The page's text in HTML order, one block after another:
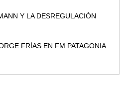
Y LA DESREGULACIÓN
FRÍAS EN FM PATAGONIA